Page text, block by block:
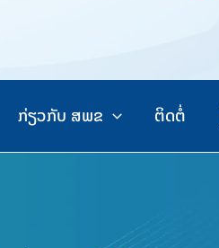
ກ່ຽວກັບ ສພຂ ຕິດຕໍ່